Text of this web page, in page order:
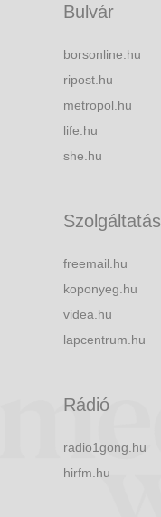
Bulvár
borsonline.hu
ripost.hu
metropol.hu
life.hu
she.hu
Szolgáltatás
freemail.hu
koponyeg.hu
videa.hu
lapcentrum.hu
Rádió
radio1gong.hu
hirfm.hu